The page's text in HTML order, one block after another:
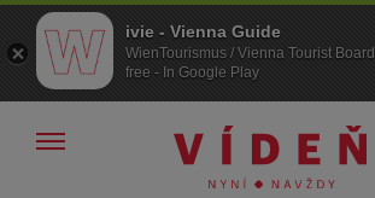
Zobrazit/skrýt
ivie - Vienna Guide
WienTourismus / Vienna Tourist Board
free - In Google Play